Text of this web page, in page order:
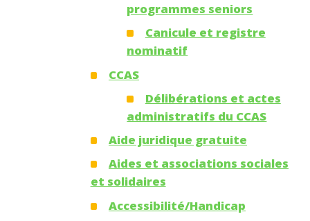
programmes seniors
Canicule et registre
nominatif
CCAS
Délibérations et actes
administratifs du CCAS
Aide juridique gratuite
Aides et associations sociales
et solidaires
Accessibilité/Handicap